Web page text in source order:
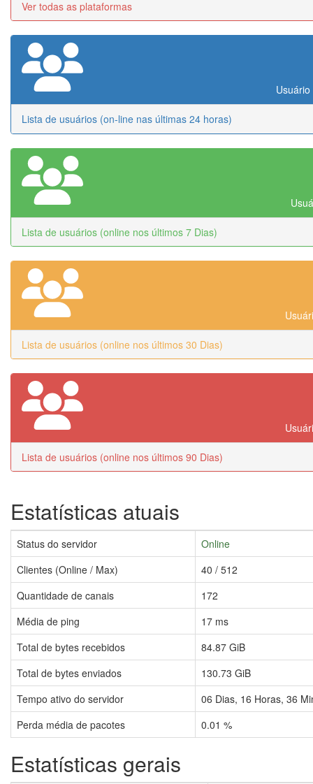
Ver todas as plataformas
Lista de usuários (on-line nas últimas 24 horas)
Lista de usuários (online nos últimos 7 Dias)
Lista de usuários (online nos últimos 30 Dias)
Lista de usuários (online nos últimos 90 Dias)
Estatísticas atuais
Status do servidor
Online
Clientes (Online / Max)
40 / 512
Quantidade de canais
172
Média de ping
17 ms
Total de bytes recebidos
84.87 GiB
Total de bytes enviados
130.73 GiB
Tempo ativo do servidor
06 Dias, 16 Horas, 36
Perda média de pacotes
0.01 %
Estatísticas gerais